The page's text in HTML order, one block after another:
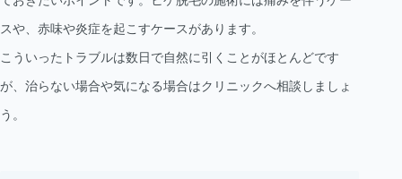
スや、赤味や炎症を起こすケースがあります。
こういったトラブルは数日で自然に引くことがほとんどです
が、治らない場合や気になる場合はクリニックへ相談しましょ
う。